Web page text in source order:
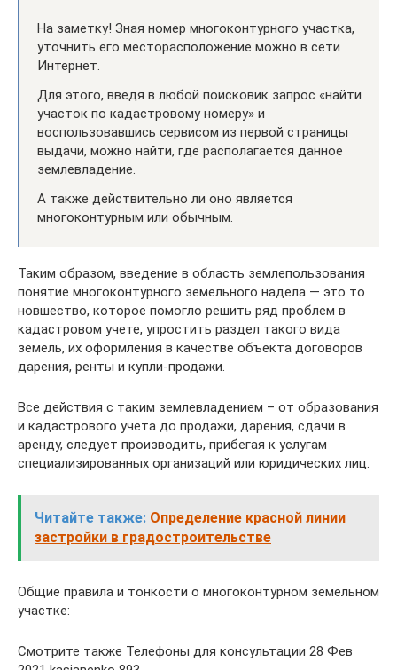
На заметку! Зная номер многоконтурного участка,
уточнить его месторасположение можно в сети
Интернет.
Для этого, введя в любой поисковик запрос «найти
участок по кадастровому номеру» и
воспользовавшись сервисом из первой страницы
выдачи, можно найти, где располагается данное
землевладение.
А также действительно ли оно является
многоконтурным или обычным.
Таким образом, введение в область землепользования
понятие многоконтурного земельного надела — это то
новшество, которое помогло решить ряд проблем в
кадастровом учете, упростить раздел такого вида
земель, их оформления в качестве объекта договоров
дарения, ренты и купли-продажи.
Все действия с таким землевладением – от образования
и кадастрового учета до продажи, дарения, сдачи в
аренду, следует производить, прибегая к услугам
специализированных организаций или юридических лиц.
Читайте также: Определение красной линии
застройки в градостроительстве
Общие правила и тонкости о многоконтурном земельном
участке:
Смотрите также Телефоны для консультации 28 Фев